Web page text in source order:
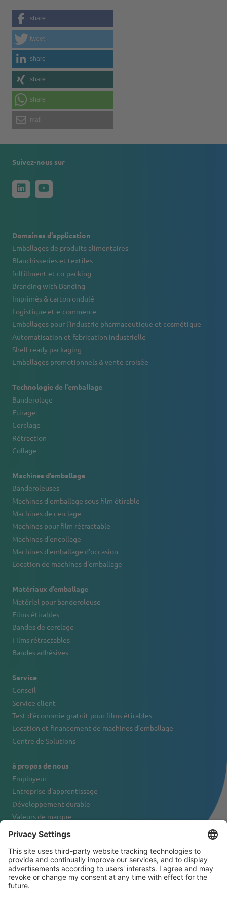
share
tweet
share
share
share
mail
Suivez-nous sur
Domaines d'application
Emballages de produits alimentaires
Blanchisseries et textiles
fulfillment et co-packing
Branding with Banding
Imprimés & carton ondulé
Logistique et e-commerce
Emballages pour l’industrie pharmaceutique et cosmétique
Automatisation et fabrication industrielle
Shelf ready packaging
Emballages promotionnels & vente croisée
Technologie de l'emballage
Banderolage
Etirage
Cerclage
Rétraction
Collage
Machines d’emballage
Banderoleuses
Machines d'emballage sous film étirable
Machines de cerclage
Machines pour film rétractable
Machines d’encollage
Machines d'emballage d'occasion
Location de machines d'emballage
Matériaux d’emballage
Matériel pour banderoleuse
Films étirables
Bandes de cerclage
Films rétractables
Bandes adhésives
Service
Conseil
Service client
Test d’économie gratuit pour films étirables
Location et financement de machines d’emballage
Centre de Solutions
à propos de nous
Employeur
Entreprise d'apprentissage
Développement durable
Valeurs de marque
Portrait de l'entreprise
Contact
© 2026 Tanner & Co. AG